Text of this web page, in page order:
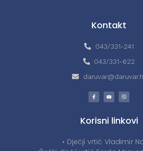
Kontakt
043/331-241
043/331-622
Korisni linkovi
• Dječji vrtić Vladimir